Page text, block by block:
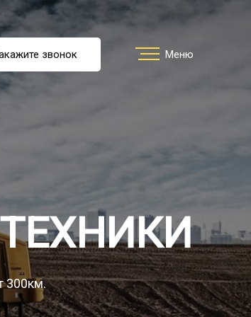
звонок Меню
Грузы
звонок Меню
300км.